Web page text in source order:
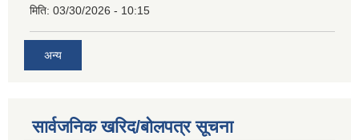
मिति: 03/30/2026 - 10:15
अन्य
सार्वजनिक खरिद/बोलपत्र सूचना